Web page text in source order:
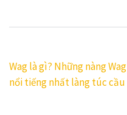
Điều
hướng
Wag là gì? Những nàng Wag
nổi tiếng nhất làng túc cầu